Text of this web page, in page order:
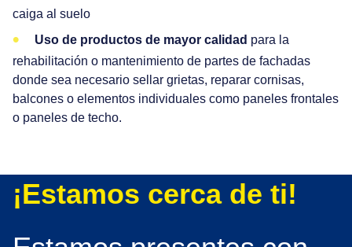
caiga al suelo
Uso de productos de mayor calidad para la
rehabilitación o mantenimiento de partes de fachadas
donde sea necesario sellar grietas, reparar cornisas,
balcones o elementos individuales como paneles frontales
o paneles de techo.
¡Estamos cerca de ti!